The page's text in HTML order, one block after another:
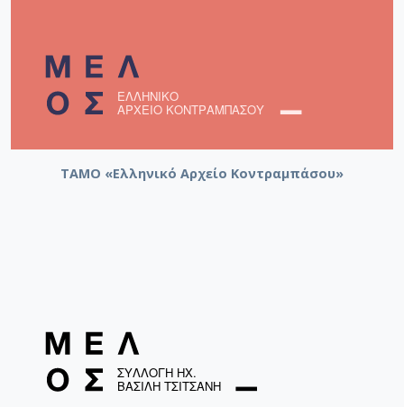
ΤΑΜΟ «Ελληνικό Αρχείο Κοντραμπάσου»